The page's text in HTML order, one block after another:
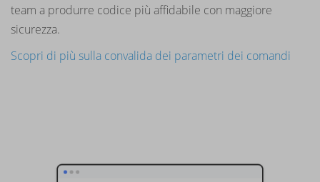
team a produrre codice più affidabile con maggiore
sicurezza.
Scopri di più sulla convalida dei parametri dei comandi